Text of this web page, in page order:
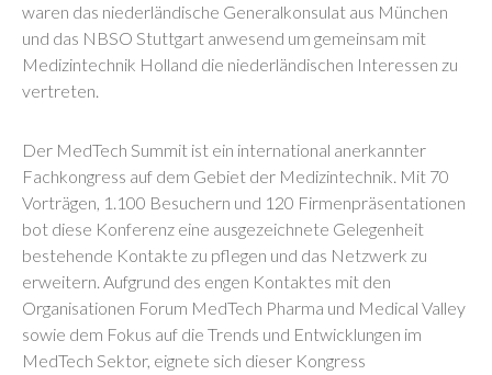
waren das niederländische Generalkonsulat aus München
und das NBSO Stuttgart anwesend um gemeinsam mit
Medizintechnik Holland die niederländischen Interessen zu
vertreten.
Der MedTech Summit ist ein international anerkannter
Fachkongress auf dem Gebiet der Medizintechnik. Mit 70
Vorträgen, 1.100 Besuchern und 120 Firmenpräsentationen
bot diese Konferenz eine ausgezeichnete Gelegenheit
bestehende Kontakte zu pflegen und das Netzwerk zu
erweitern. Aufgrund des engen Kontaktes mit den
Organisationen Forum MedTech Pharma und Medical Valley
sowie dem Fokus auf die Trends und Entwicklungen im
MedTech Sektor, eignete sich dieser Kongress